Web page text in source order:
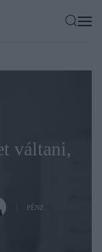
váltani,
PÉNZ